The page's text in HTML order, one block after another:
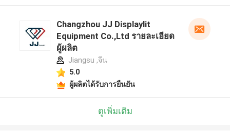
Changzhou JJ Displaylit
Equipment Co.,Ltd รายละเอียด
ผู้ผลิต
Jiangsu ,จีน
5.0
ผู้ผลิตได้รับการยืนยัน
ดูเพิ่มเติม